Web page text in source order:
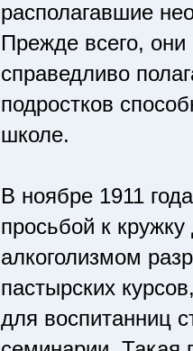
располагавшие
Прежде всего,
справедливо
подростков
школе.
В ноябре 1911
просьбой к
алкоголизмом
пастырских
для воспитанниц